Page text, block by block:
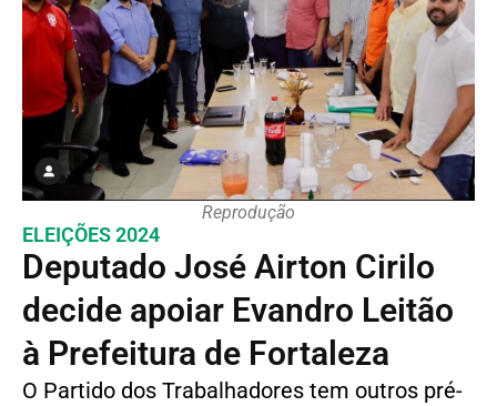
Reprodução
ELEIÇÕES 2024
Deputado José Airton Cirilo
decide apoiar Evandro Leitão
à Prefeitura de Fortaleza
O Partido dos Trabalhadores tem outros pré-